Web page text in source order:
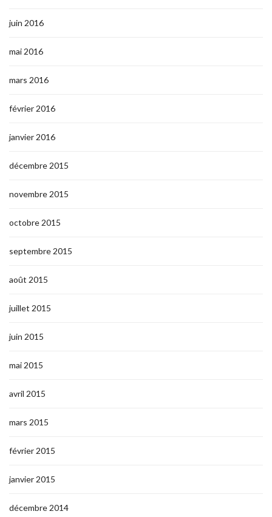
juin 2016
mai 2016
mars 2016
février 2016
janvier 2016
décembre 2015
novembre 2015
octobre 2015
septembre 2015
août 2015
juillet 2015
juin 2015
mai 2015
avril 2015
mars 2015
février 2015
janvier 2015
décembre 2014